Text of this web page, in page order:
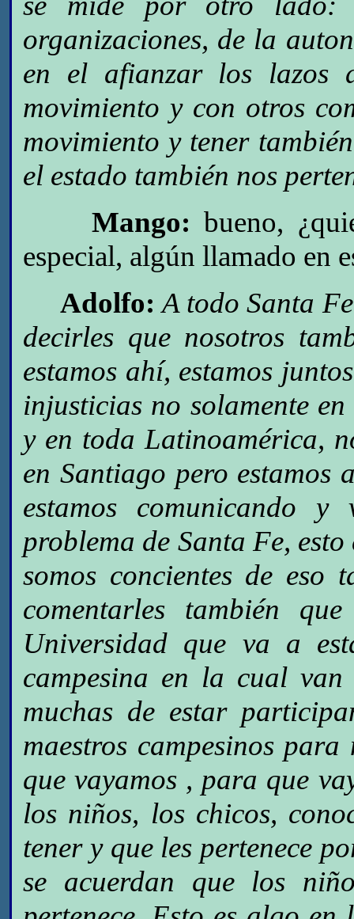
organizaciones, de la
en el afianzar los lazos
movimiento y con otros
movimiento y tener
el estado también nos
Mango: bueno,
especial, algún llamado en
Adolfo: A todo Santa
decirles que nosotros
estamos ahí, estamos
injusticias no solamente
y en toda Latinoamérica,
en Santiago pero estamos
estamos comunicando
problema de Santa Fe,
somos concientes de eso
comentarles también
Universidad que va a
campesina en la cual
muchas de estar
maestros campesinos
que vayamos , para que
los niños, los chicos,
tener y que les pertenece
se acuerdan que los